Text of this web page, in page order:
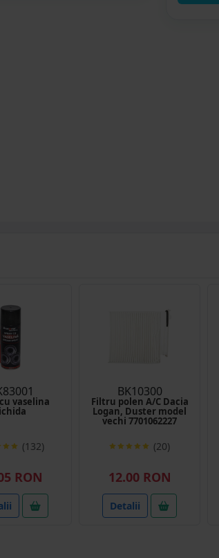
vaselina
(132)
RON
BK10300
Filtru polen A/C Dacia
Logan, Duster model
vechi 7701062227
(20)
12.00 RON
Detalii